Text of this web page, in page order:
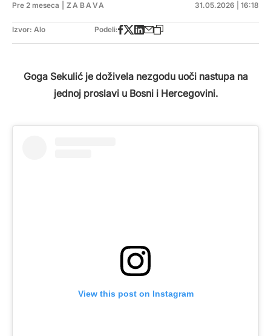
Pre 2 meseca ZABAVA 31.05.2026 | 16:18
Izvor: Alo Podeli:
Goga Sekulić je doživela nezgodu uoči nastupa na
jednoj proslavi u Bosni i Hercegovini.
View this post on Instagram